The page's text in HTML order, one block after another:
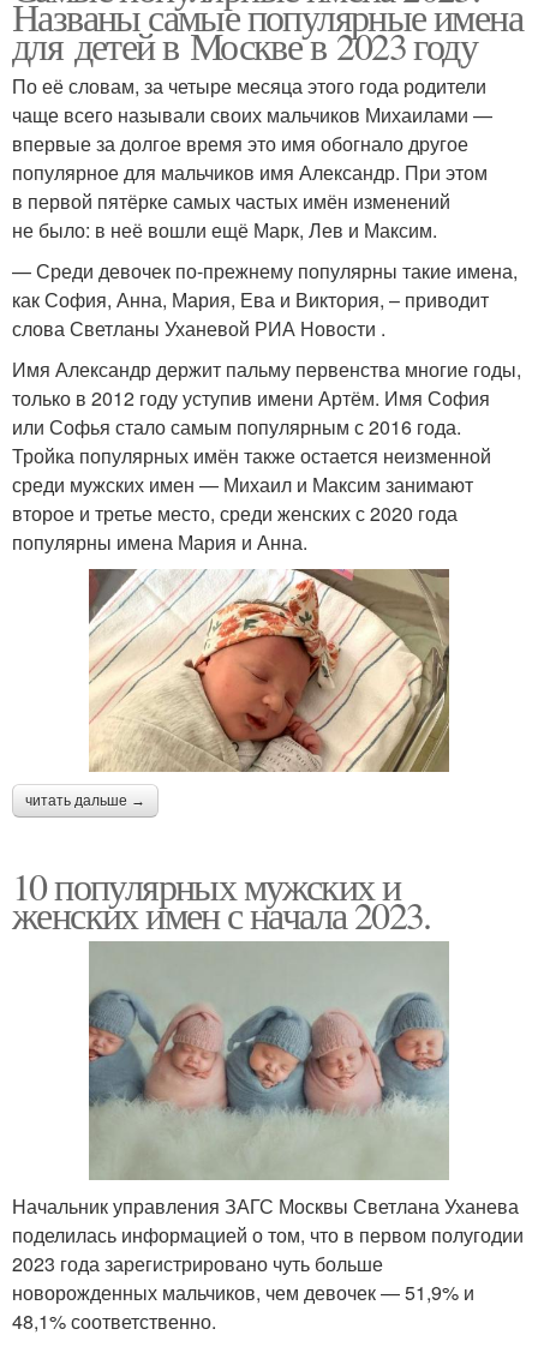
Названы самые популярные имена
для детей в Москве в 2023 году
По её словам, за четыре месяца этого года родители
чаще всего называли своих мальчиков Михаилами —
впервые за долгое время это имя обогнало другое
популярное для мальчиков имя Александр. При этом
в первой пятёрке самых частых имён изменений
не было: в неё вошли ещё Марк, Лев и Максим.
— Среди девочек по-прежнему популярны такие имена,
как София, Анна, Мария, Ева и Виктория, – приводит
слова Светланы Уханевой РИА Новости .
Имя Александр держит пальму первенства многие годы,
только в 2012 году уступив имени Артём. Имя София
или Софья стало самым популярным с 2016 года.
Тройка популярных имён также остается неизменной
среди мужских имен — Михаил и Максим занимают
второе и третье место, среди женских с 2020 года
популярны имена Мария и Анна.
читать дальше →
10 популярных мужских и
женских имен с начала 2023.
Начальник управления ЗАГС Москвы Светлана Уханева
поделилась информацией о том, что в первом полугодии
2023 года зарегистрировано чуть больше
новорожденных мальчиков, чем девочек — 51,9% и
48,1% соответственно.